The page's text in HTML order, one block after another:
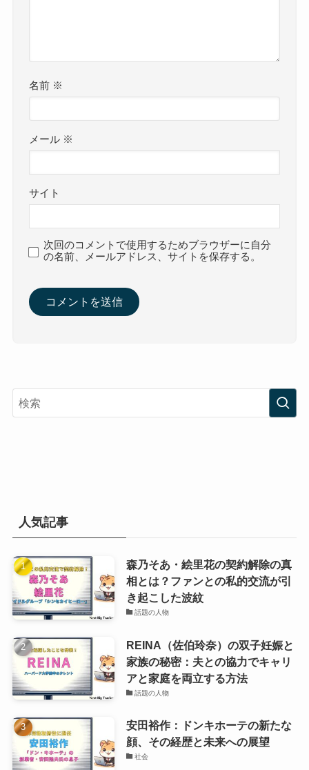
名前 ※
メール ※
サイト
次回のコメントで使用するためブラウザーに自分
の名前、メールアドレス、サイトを保存する。
人気記事
森乃そあ・絵里花の契約解除の真
相とは？ファンとの私的交流が引
き起こした波紋
話題の人物
REINA（佐伯玲奈）の双子妊娠と
家族の秘密：夫との協力でキャリ
アと家庭を両立する方法
話題の人物
安田裕作：ドンキホーテの新たな
顔、その経歴と未来への展望
社会